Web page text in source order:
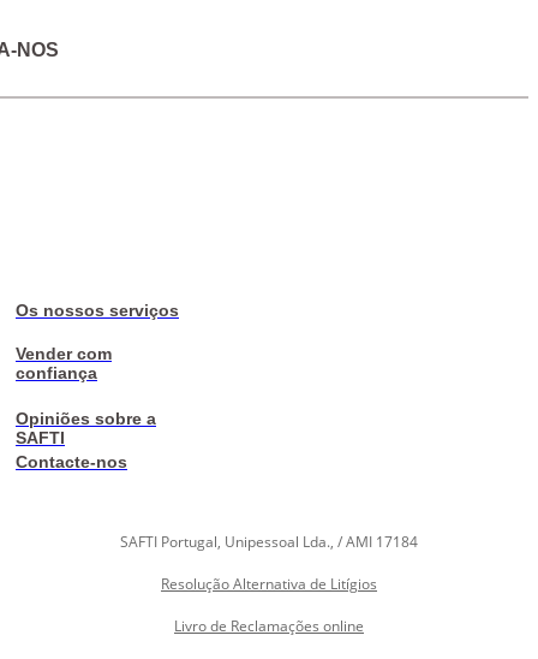
NOS
Os nossos serviços
Vender com
confiança
Opiniões sobre a
SAFTI
Contacte-nos
SAFTI Portugal, Unipessoal Lda., / AMI 17184
Resolução Alternativa de Litígios
Livro de Reclamações online